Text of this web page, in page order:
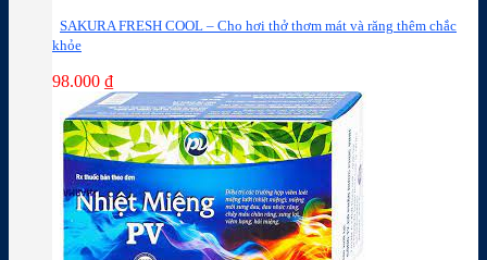
SAKURA FRESH COOL – Cho hơi thở thơm mát và răng thêm chắc
khỏe
98.000 ₫